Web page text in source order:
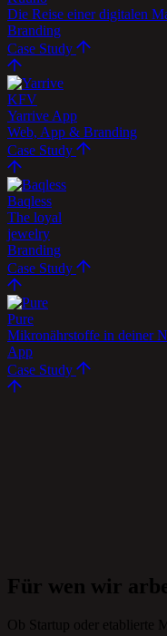
Die Reise einer digitalen
Branding
Case Study
KFV
Yarrive App
Web, App & Branding
Case Study
Baqless
The loyal
jewelry
Branding
Case Study
Pure
Mikronährstoffe in deiner
App
Case Study
Für wen wir
Ob Startup oder etablierte